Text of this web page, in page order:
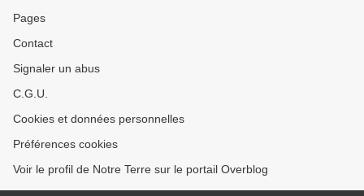
Pages
Contact
Signaler un abus
C.G.U.
Cookies et données personnelles
Préférences cookies
Voir le profil de Notre Terre sur le portail Overblog